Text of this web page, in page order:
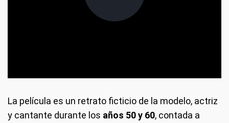
La película es un retrato ficticio de la modelo, actriz
y cantante durante los años 50 y 60, contada a